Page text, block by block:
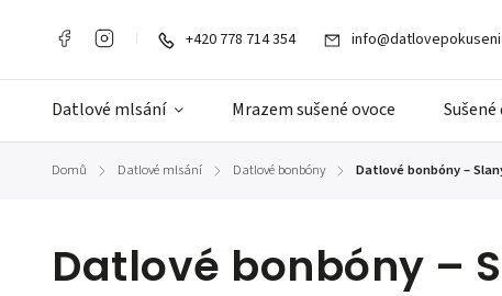
+420 778 714 354
Datlové mlsání Mrazem sušené ovoce
Domů / Datlové mlsání / Datlové bonbóny / Datlové bonbóny –
Datlové bonbóny –